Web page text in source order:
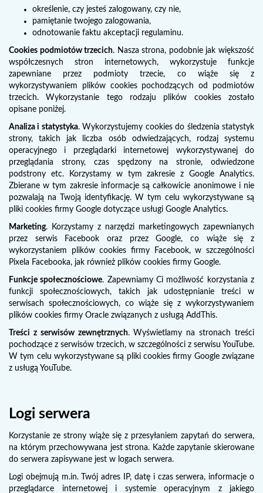
określenie, czy jesteś zalogowany, czy nie,
pamiętanie twojego zalogowania,
odnotowanie faktu akceptacji regulaminu.
Cookies podmiotów trzecich. Nasza strona, podobnie jak większość
współczesnych stron internetowych, wykorzystuje funkcje
zapewniane przez podmioty trzecie, co wiąże się z
wykorzystywaniem plików cookies pochodzących od podmiotów
trzecich. Wykorzystanie tego rodzaju plików cookies zostało
opisane poniżej.
Analiza i statystyka. Wykorzystujemy cookies do śledzenia statystyk
strony, takich jak liczba osób odwiedzających, rodzaj systemu
operacyjnego i przeglądarki internetowej wykorzystywanej do
przeglądania strony, czas spędzony na stronie, odwiedzone
podstrony etc. Korzystamy w tym zakresie z Google Analytics.
Zbierane w tym zakresie informacje są całkowicie anonimowe i nie
pozwalają na Twoją identyfikację. W tym celu wykorzystywane są
pliki cookies firmy Google dotyczące usługi Google Analytics.
Marketing. Korzystamy z narzędzi marketingowych zapewnianych
przez serwis Facebook oraz przez Google, co wiąże się z
wykorzystaniem plików cookies firmy Facebook, w szczególności
Pixela Facebooka, jak również plików cookies firmy Google.
Funkcje społecznościowe. Zapewniamy Ci możliwość korzystania z
funkcji społecznościowych, takich jak udostępnianie treści w
serwisach społecznościowych, co wiąże się z wykorzystywaniem
plików cookies firmy Oracle związanych z usługą AddThis.
Treści z serwisów zewnętrznych. Wyświetlamy na stronach treści
pochodzące z serwisów trzecich, w szczególności z serwisu YouTube.
W tym celu wykorzystywane są pliki cookies firmy Google związane
z usługą YouTube.
Logi serwera
Korzystanie ze strony wiąże się z przesyłaniem zapytań do serwera,
na którym przechowywana jest strona. Każde zapytanie skierowane
do serwera zapisywane jest w logach serwera.
Logi obejmują m.in. Twój adres IP, datę i czas serwera, informacje o
przeglądarce internetowej i systemie operacyjnym z jakiego